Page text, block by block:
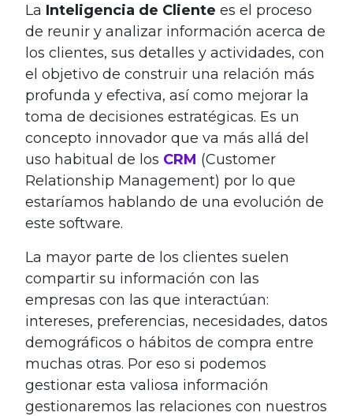
La Inteligencia de Cliente es el proceso
de reunir y analizar información acerca de
los clientes, sus detalles y actividades, con
el objetivo de construir una relación más
profunda y efectiva, así como mejorar la
toma de decisiones estratégicas. Es un
concepto innovador que va más allá del
uso habitual de los CRM (Customer
Relationship Management) por lo que
estaríamos hablando de una evolución de
este software.
La mayor parte de los clientes suelen
compartir su información con las
empresas con las que interactúan:
intereses, preferencias, necesidades, datos
demográficos o hábitos de compra entre
muchas otras. Por eso si podemos
gestionar esta valiosa información
gestionaremos las relaciones con nuestros